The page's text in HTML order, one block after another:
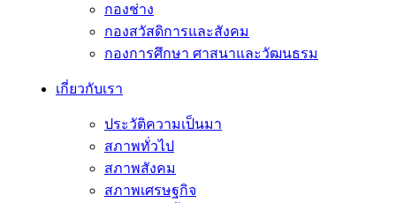
กองช่าง
กองสวัสดิการและสังคม
กองการศึกษา ศาสนาและวัฒนธรม
เกี่ยวกับเรา
ประวัติความเป็นมา
สภาพทั่วไป
สภาพสังคม
สภาพเศรษฐกิจ